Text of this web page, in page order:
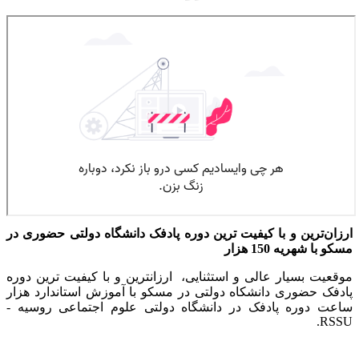
ارزان‌ترین و با کیفیت ترین دوره پادفک دانشگاه دولتی حضوری در
مسکو با شهریه 150 هزار
موقعیت بسیار عالی و استثنایی، ارزانترین و با کیفیت ترین دوره
پادفک حضوری دانشکاه دولتی در مسکو با آموزش استاندارد هزار
ساعت دوره پادفک در دانشگاه دولتی علوم اجتماعی روسیه -
RSSU.